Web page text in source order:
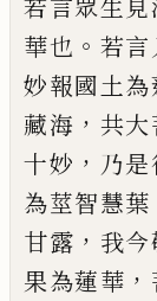
若言眾生見
華也 。 若言
妙報國土為
藏海 ， 共
十妙 ， 乃
為莖智慧葉
甘露 ， 我今
果為蓮華 ，